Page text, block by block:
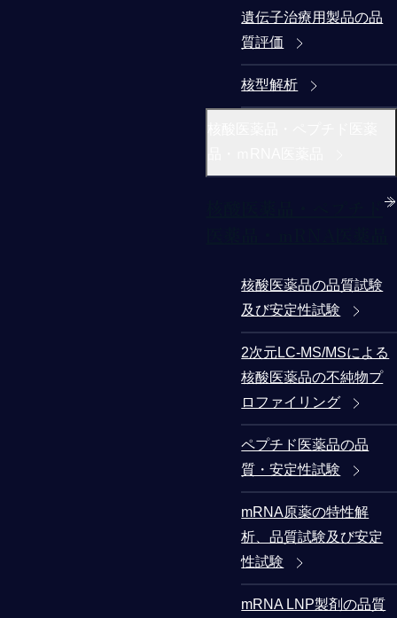
遺伝子治療用製品の品
質評価
核型解析
核酸医薬品の品質試験
及び安定性試験
2次元LC-MS/MSによる
核酸医薬品の不純物プ
ロファイリング
ペプチド医薬品の品
質・安定性試験
mRNA原薬の特性解
析、品質試験及び安定
性試験
mRNA LNP製剤の品質